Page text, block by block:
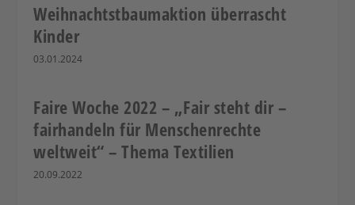
Weihnachtstbaumaktion überrascht
Kinder
03.01.2024
Faire Woche 2022 – „Fair steht dir –
fairhandeln für Menschenrechte
weltweit“ – Thema Textilien
20.09.2022